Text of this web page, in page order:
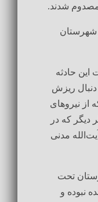
مصدوم شدند.
حادثه
امروز، به دنبال ریزش
یک مرد ۴۶ ساله که از نیروهای
دیگر که در
مدنی
تحت
نبوده و